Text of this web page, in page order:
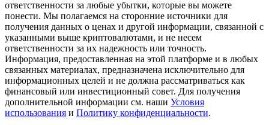
Авто Инвест
ответственности за любые убытки, которые вы можете
понести. Мы полагаемся на сторонние источники для
получения данных о ценах и другой информации, связанной с
указанными выше криптовалютами, и не несем
ответственности за их надежность или точность.
Информация, предоставленная на этой платформе и в любых
связанных материалах, предназначена исключительно для
информационных целей и не должна рассматриваться как
финансовый или инвестиционный совет. Для получения
дополнительной информации см. наши Условия
использования и Политику конфиденциальности.